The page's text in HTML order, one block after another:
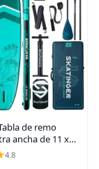
de remo
ancha de 11 x
tablas de remo
420 libras
4.8